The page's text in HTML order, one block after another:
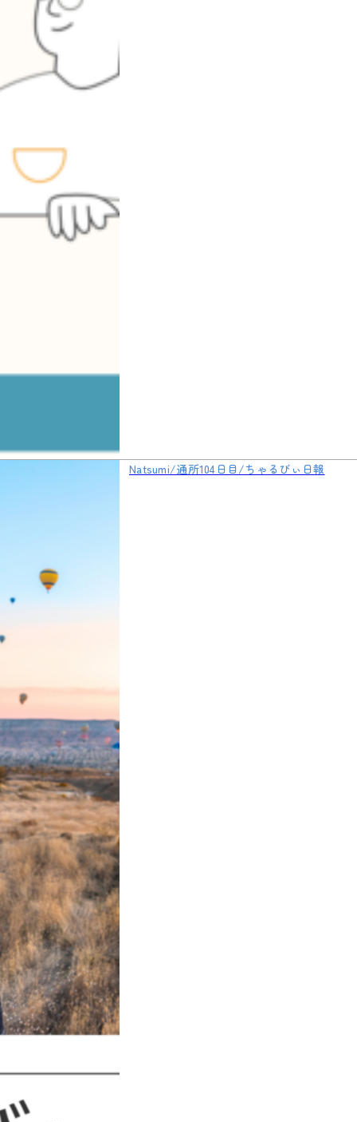
Natsumi/通所104日目/ちゃるびぃ日報